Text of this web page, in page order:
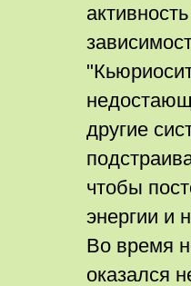
другие
чтобы
энергии и
Во время
оказался